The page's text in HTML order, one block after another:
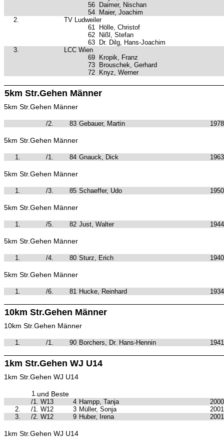
56
Daimer, Nischan
54
Maier, Joachim
2.
TV Ludweiler
61
Hölle, Christof
62
Nißl, Stefan
63
Dr. Dilg, Hans-Joachim
3.
LCC Wien
69
Kropik, Franz
73
Brouschek, Gerhard
72
Knyz, Werner
5km Str.Gehen Männer
5km Str.Gehen Männer
/2. 83 Gebauer, Martin 1978
5km Str.Gehen Männer
1. /1. 84 Gnauck, Dick 1963
5km Str.Gehen Männer
1. /3. 85 Schaeffer, Udo 1950
5km Str.Gehen Männer
1. /5. 82 Just, Walter 1944
5km Str.Gehen Männer
1. /4. 80 Sturz, Erich 1940
5km Str.Gehen Männer
1. /6. 81 Hucke, Reinhard 1934
10km Str.Gehen Männer
10km Str.Gehen Männer
1. /1. 90 Borchers, Dr. Hans-Hennin 1941
1km Str.Gehen WJ U14
1km Str.Gehen WJ U14
1.und Beste
/1. W13 4 Hampp, Tanja
2000
2.
/1. W12 3 Müller, Sonja
2001
3.
/2. W12 9 Huber, Irena 2001
1km Str.Gehen WJ U14